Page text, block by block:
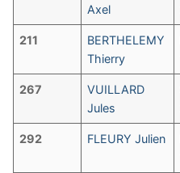
Axel
211
BERTHELEMY
Thierry
267
VUILLARD
Jules
292 FLEURY Julien